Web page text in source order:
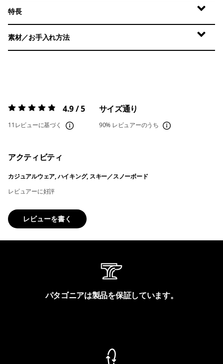
特長
素材／お手入れ方法
評価:4.9 / 5 4.9 / 5
11レビューに基づく
サイズ通り
90% レビュアーのうち
アクティビティ
カジュアルウェア, ハイキング, スキー／スノーボード
レビュアーに好評
レビューを書く
パタゴニアは製品を保証しています。